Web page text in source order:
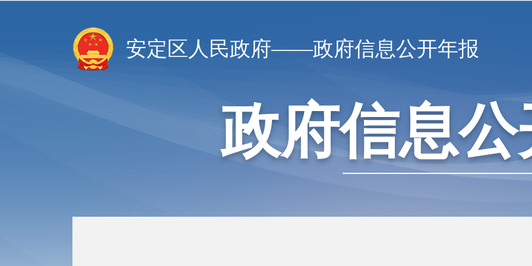
安定区人民政府——政府信息公开年报
政府信息公